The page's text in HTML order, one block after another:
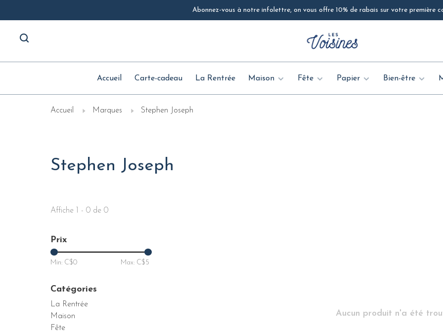
Abonnez-vous à notre infolettre, on vous offre 10% de rabais sur votre première
Accueil Carte-cadeau La Rentrée Maison Fête Papier Bien-être
Accueil Marques Stephen Joseph
Stephen Joseph
Affiche 1 - 0 de 0
Prix
Min: C$0 Max: C$ 5
Catégories
La Rentrée
Maison
Fête
Aucun produit n'a été